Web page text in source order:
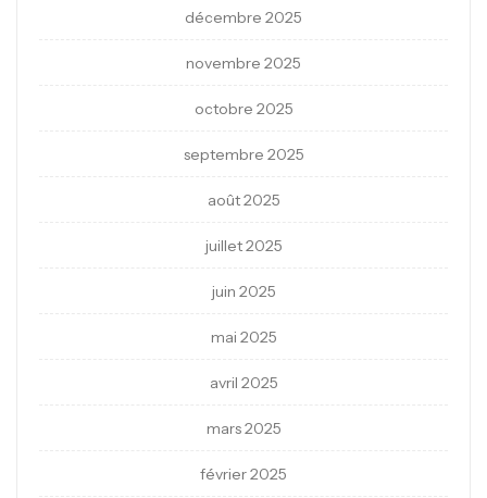
décembre 2025
novembre 2025
octobre 2025
septembre 2025
août 2025
juillet 2025
juin 2025
mai 2025
avril 2025
mars 2025
février 2025